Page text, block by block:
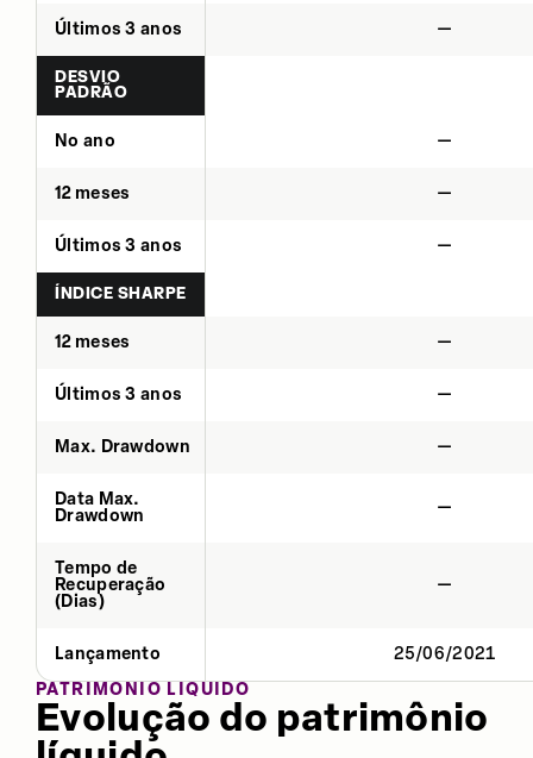
Últimos 3 anos —
DESVIO
PADRÃO
No ano —
12 meses —
Últimos 3 anos —
ÍNDICE SHARPE
12 meses —
Últimos 3 anos —
Max. Drawdown —
Data Max.
Drawdown
—
Tempo de
Recuperação
(Dias)
—
Lançamento
25/06/2021
PATRIMÔNIO LÍQUIDO
Evolução do patrimônio